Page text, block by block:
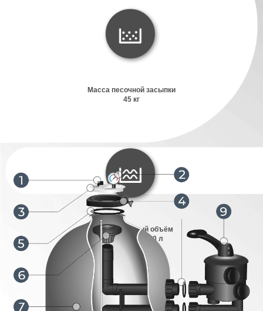
Масса песочной засыпки
45 кг
Рекомендуемый объём
бассейна 32 000 л